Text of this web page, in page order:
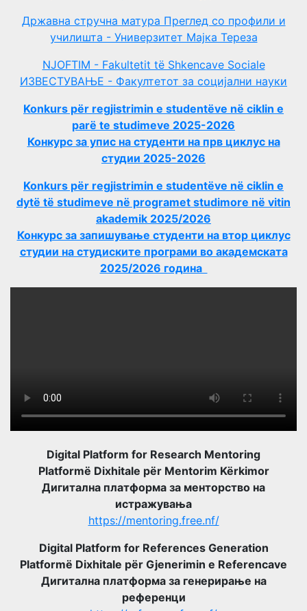
Државна стручна матура Преглед со профили и
училишта - Универзитет Мајка Тереза
NJOFTIM - Fakultetit të Shkencave Sociale
ИЗВЕСТУВАЊЕ - Факултетот за социјални науки
Konkurs për regjistrimin e studentëve në ciklin e
parë te studimeve 2025-2026
Конкурс за упис на студенти на прв циклус на
студии 2025-2026
Konkurs për regjistrimin e studentëve në ciklin e
dytë të studimeve në programet studimore në vitin
akademik 2025/2026
Конкурс за запишување студенти на втор циклус
студии на студиските програми во академската
2025/2026 година
Digital Platform for Research Mentoring
Platformë Dixhitale për Mentorim Kërkimor
Дигитална платформа за менторство на
истражувања
https://mentoring.free.nf/
Digital Platform for References Generation
Platformë Dixhitale për Gjenerimin e Referencave
Дигитална платформа за генерирање на
референци